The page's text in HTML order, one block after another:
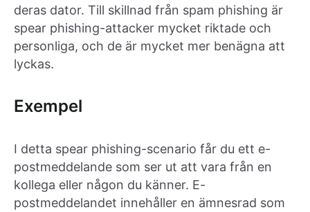
deras dator. Till skillnad från spam phishing är
spear phishing-attacker mycket riktade och
personliga, och de är mycket mer benägna att
lyckas.
Exempel
I detta spear phishing-scenario får du ett e-
postmeddelande som ser ut att vara från en
kollega eller någon du känner. E-
postmeddelandet innehåller en ämnesrad som